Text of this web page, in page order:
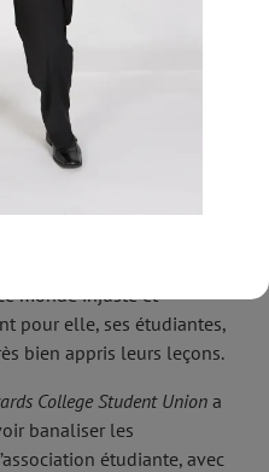
cautionné, au nom de
la prostitution
est aujourd’hui
social d’Oxford. C’est
poursuit sa carrière
Development
monde injuste et
pour elle, ses étudiantes,
bien appris leurs leçons.
College Student Union a
banaliser les
étudiante, avec